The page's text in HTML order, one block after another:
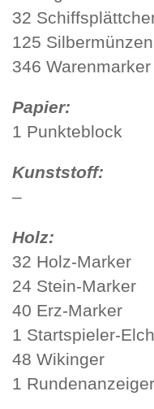
32
125
346
Papier:
1 Punkteblock
Kunststoff:
–
Holz:
32 Holz-Marker
24 Stein-Marker
40 Erz-Marker
1 Startspieler-Elch
48 Wikinger
1 Rundenanzeiger